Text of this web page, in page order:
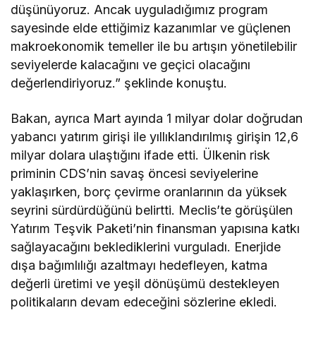
düşünüyoruz. Ancak uyguladığımız program
sayesinde elde ettiğimiz kazanımlar ve güçlenen
makroekonomik temeller ile bu artışın yönetilebilir
seviyelerde kalacağını ve geçici olacağını
değerlendiriyoruz.” şeklinde konuştu.
Bakan, ayrıca Mart ayında 1 milyar dolar doğrudan
yabancı yatırım girişi ile yıllıklandırılmış girişin 12,6
milyar dolara ulaştığını ifade etti. Ülkenin risk
priminin CDS’nin savaş öncesi seviyelerine
yaklaşırken, borç çevirme oranlarının da yüksek
seyrini sürdürdüğünü belirtti. Meclis’te görüşülen
Yatırım Teşvik Paketi’nin finansman yapısına katkı
sağlayacağını beklediklerini vurguladı. Enerjide
dışa bağımlılığı azaltmayı hedefleyen, katma
değerli üretimi ve yeşil dönüşümü destekleyen
politikaların devam edeceğini sözlerine ekledi.